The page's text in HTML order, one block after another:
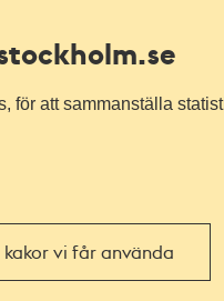
för att sammanställa
kakor vi får använda